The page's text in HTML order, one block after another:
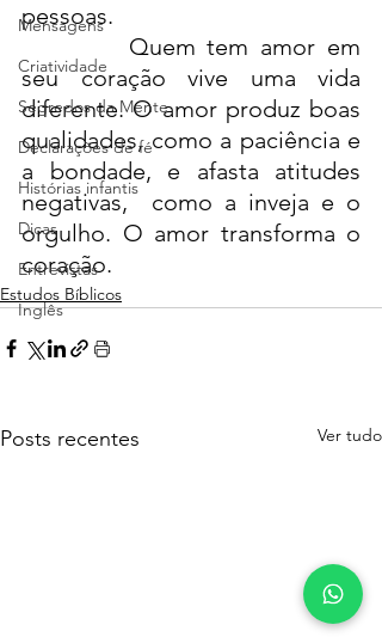
Mensagens
Criatividade
Segredos da Mente
Declarações de fé
Histórias infantis
Dicas
Entrevistas
Inglês
pessoas.
Quem tem amor em
seu coração vive uma vida
diferente. O amor produz boas
qualidades, como a paciência e
a bondade, e afasta atitudes
negativas,  como a inveja e o
orgulho. O amor transforma o
coração.
Estudos Bíblicos
Posts recentes Ver tudo